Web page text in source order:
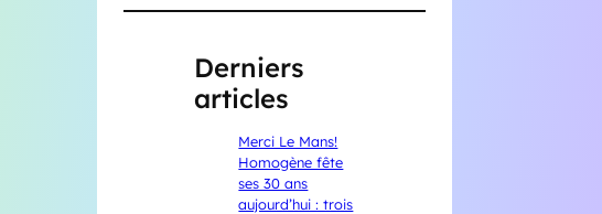
Derniers
articles
Merci Le Mans!
Homogène fête
ses 30 ans
aujourd’hui : trois